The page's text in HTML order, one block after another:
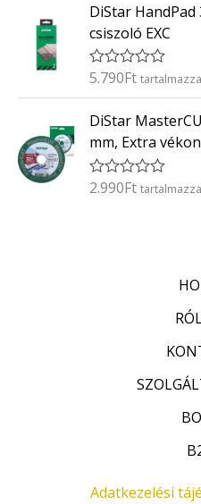
/
5
é
e
l
s
:
/
5
DiStar
csiszoló EXC
É
é
e
l
é
s
5.790Ft
DiStar
mm, Extra
É
2.990Ft
Adatkezelési